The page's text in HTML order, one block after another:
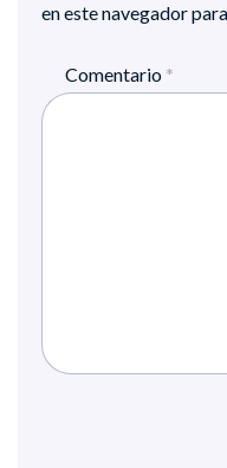
en este navegador
Comentario *